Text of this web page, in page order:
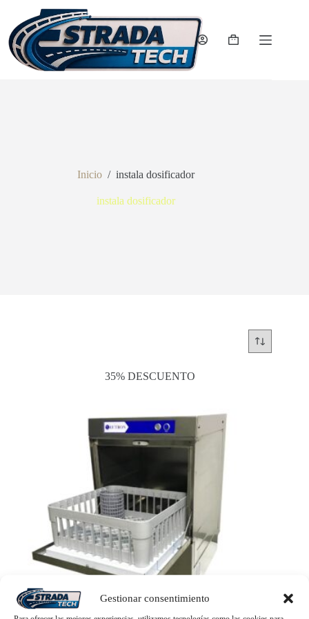
Gestionar consentimiento
contenido
Carro
Inicio / instala dosificador
instala dosificador
35% DESCUENTO